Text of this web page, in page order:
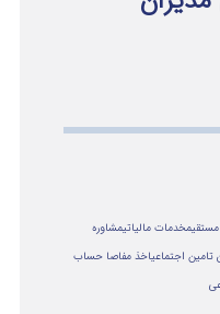
مستقیمخدمات مالیاتیمشاوره
تامین اجتماعیاخذ مفاصا حساب